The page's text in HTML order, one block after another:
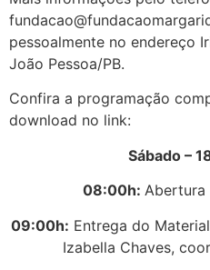
pessoalmente no endereço
João Pessoa/PB.
Confira a programação
download no link:
Sábado –
08:00h: Abertura
09:00h: Entrega do
Izabella Chaves,